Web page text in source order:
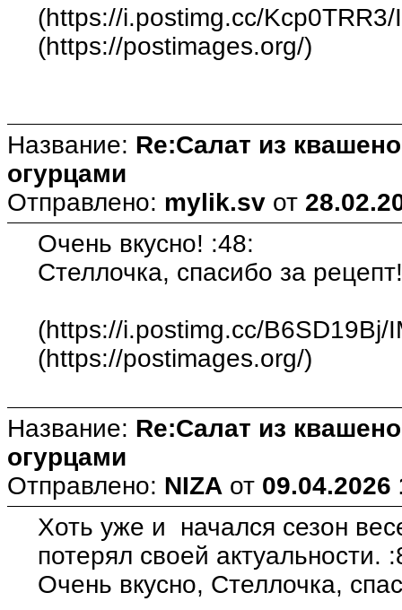
(https://i.postimg.cc/
(https://postimages.org/)
Название: Re:Салат из
огурцами
Отправлено: mylik.sv от
Очень вкусно! :48:
Стеллочка, спасибо за
(https://i.postimg.cc/B6SD19Bj/
(https://postimages.org/)
Название: Re:Салат из
огурцами
Отправлено: NIZA от 09.04.2026
Хоть уже и начался сезон
потерял своей актуальности.
Очень вкусно, Стеллочка,